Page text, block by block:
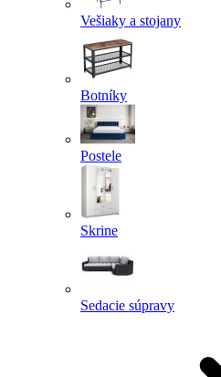
Vešiaky a stojany
Botníky
Postele
Skrine
Sedacie súpravy